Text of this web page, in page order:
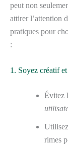
peut non
attirer l’attention
pratiques pour
:
1. Soyez créatif
Évitez
rimes